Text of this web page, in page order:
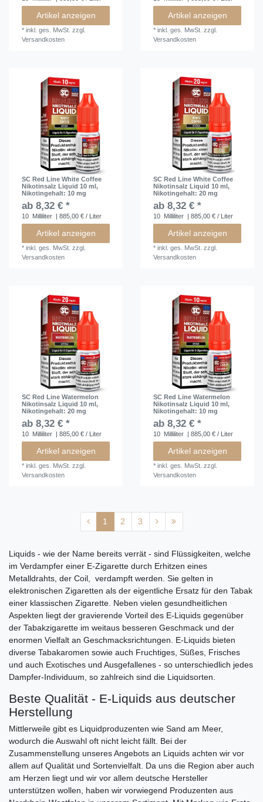
Artikel anzeigen
*inkl. ges. MwSt. zzgl.
Versandkosten
Artikel anzeigen
*inkl. ges. MwSt. zzgl.
Versandkosten
SC Red Line White Coffee
Nikotinsalz Liquid 10 ml,
Nikotingehalt: 10 mg
ab 8,32 € *
10 Milliliter | 885,00 € / Liter
Artikel anzeigen
*inkl. ges. MwSt. zzgl.
Versandkosten
SC Red Line White Coffee
Nikotinsalz Liquid 10 ml,
Nikotingehalt: 20 mg
ab 8,32 € *
10 Milliliter | 885,00 € / Liter
Artikel anzeigen
*inkl. ges. MwSt. zzgl.
Versandkosten
SC Red Line Watermelon
Nikotinsalz Liquid 10 ml,
Nikotingehalt: 20 mg
ab 8,32 € *
10 Milliliter | 885,00 € / Liter
Artikel anzeigen
*inkl. ges. MwSt. zzgl.
Versandkosten
SC Red Line Watermelon
Nikotinsalz Liquid 10 ml,
Nikotingehalt: 10 mg
ab 8,32 € *
10 Milliliter | 885,00 € / Liter
Artikel anzeigen
*inkl. ges. MwSt. zzgl.
Versandkosten
1 2 3
Liquids - wie der Name bereits verrät - sind Flüssigkeiten, welche
im Verdampfer einer E-Zigarette durch Erhitzen eines
Metalldrahts, der Coil, verdampft werden. Sie gelten in
elektronischen Zigaretten als der eigentliche Ersatz für den Tabak
einer klassischen Zigarette. Neben vielen gesundheitlichen
Aspekten liegt der gravierende Vorteil des E-Liquids gegenüber
der Tabakzigarette im weitaus besseren Geschmack und der
enormen Vielfalt an Geschmacksrichtungen. E-Liquids bieten
diverse Tabakaromen sowie auch Fruchtiges, Süßes, Frisches
und auch Exotisches und Ausgefallenes - so unterschiedlich jedes
Dampfer-Individuum, so zahlreich sind die Liquidsorten.
Beste Qualität - E-Liquids aus deutscher
Herstellung
Mittlerweile gibt es Liquidproduzenten wie Sand am Meer,
wodurch die Auswahl oft nicht leicht fällt. Bei der
Zusammenstellung unseres Angebots an Liquids achten wir vor
allem auf Qualität und Sortenvielfalt. Da uns die Region aber auch
am Herzen liegt und wir vor allem deutsche Hersteller
unterstützen wollen, haben wir vorwiegend Produzenten aus